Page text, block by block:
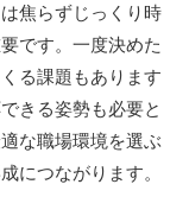
焦らずじっくり時
です。一度決めた
る課題もあります
きる姿勢も必要と
な職場環境を選ぶ
につながります。